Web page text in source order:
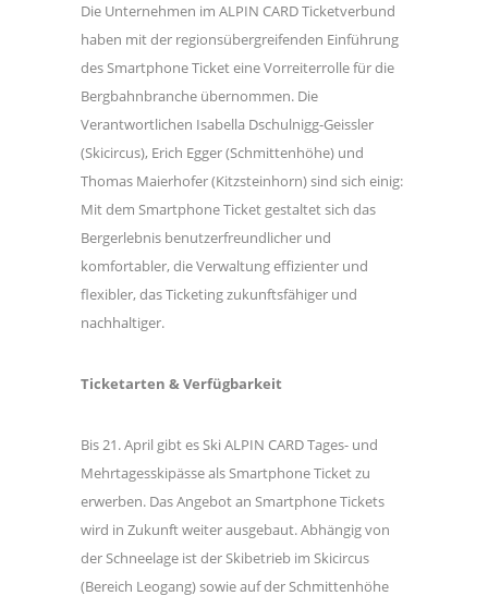
Die Unternehmen im ALPIN CARD Ticketverbund
haben mit der regionsübergreifenden Einführung
des Smartphone Ticket eine Vorreiterrolle für die
Bergbahnbranche übernommen. Die
Verantwortlichen Isabella Dschulnigg-Geissler
(Skicircus), Erich Egger (Schmittenhöhe) und
Thomas Maierhofer (Kitzsteinhorn) sind sich einig:
Mit dem Smartphone Ticket gestaltet sich das
Bergerlebnis benutzerfreundlicher und
komfortabler, die Verwaltung effizienter und
flexibler, das Ticketing zukunftsfähiger und
nachhaltiger.
Ticketarten & Verfügbarkeit
Bis 21. April gibt es Ski ALPIN CARD Tages- und
Mehrtagesskipässe als Smartphone Ticket zu
erwerben. Das Angebot an Smartphone Tickets
wird in Zukunft weiter ausgebaut. Abhängig von
der Schneelage ist der Skibetrieb im Skicircus
(Bereich Leogang) sowie auf der Schmittenhöhe